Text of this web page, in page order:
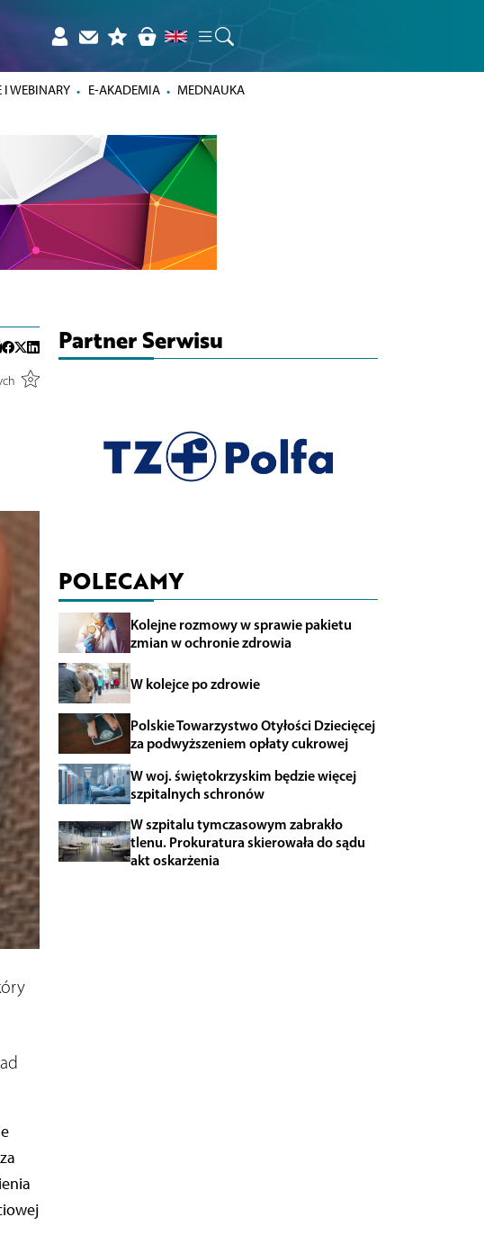
I WEBINARY E-AKADEMIA MEDNAUKA
Partner Serwisu
POLECAMY
Kolejne rozmowy w sprawie pakietu
zmian w ochronie zdrowia
W kolejce po zdrowie
Polskie Towarzystwo Otyłości Dziecięcej
za podwyższeniem opłaty cukrowej
W woj. świętokrzyskim będzie więcej
szpitalnych schronów
W szpitalu tymczasowym zabrakło
tlenu. Prokuratura skierowała do sądu
akt oskarżenia